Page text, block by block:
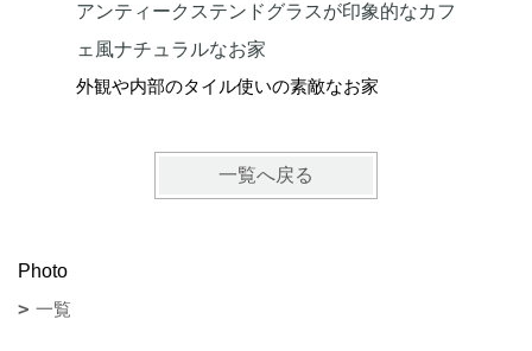
アンティークステンドグラスが印象的なカフ
ェ風ナチュラルなお家
外観や内部のタイル使いの素敵なお家
一覧へ戻る
Photo
一覧